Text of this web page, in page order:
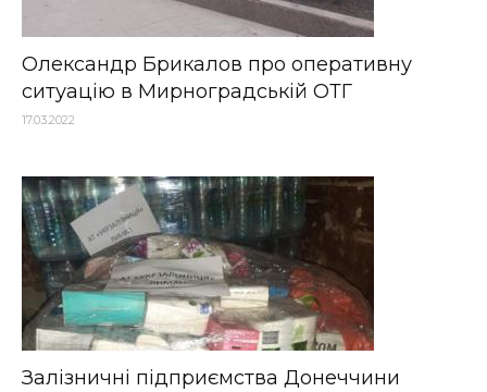
Олександр Брикалов про оперативну
ситуацію в Мирноградській ОТГ
17.03.2022
Залізничні підприємства Донеччини